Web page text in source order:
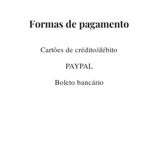
Formas de pagamento
Cartões de crédito/débito
PAYPAL
Boleto bancário